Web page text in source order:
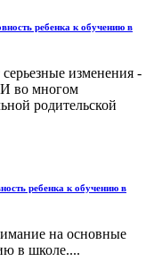
ребенка к обучению в
изменения -
И во многом
родительской
ребенка к обучению в
на основные
в школе....